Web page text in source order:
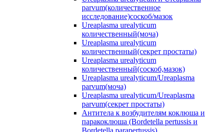
parvum(количественное
исследование)соскоб/мазок
Ureaplasma urealyticum
количественный(моча)
Ureaplasma urealyticum
количественный(секрет простаты)
Ureaplasma urealyticum
количественный(соскоб,мазок)
Ureaplasma urealyticum/Ureaplasma
parvum(моча)
Ureaplasma urealyticum/Ureaplasma
parvum(секрет простаты)
Антитела к возбудителям коклюша и
паракоклюша (Bordetella pertussis и
Bordetella parapertussis)